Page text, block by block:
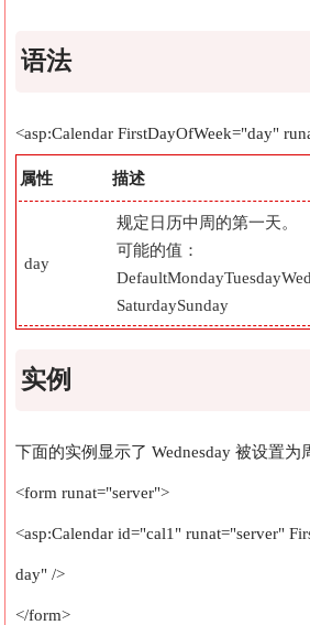
语法
<asp:Calendar FirstDayOfWeek="day"
属性 描述
day
规定日历中周的第一天。
可能的值：
DefaultMondayTuesday
SaturdaySunday
实例
下面的实例显示了 Wednesday 被设置为
<form runat="server">
<asp:Calendar id="cal1" runat="server"
day" />
</form>